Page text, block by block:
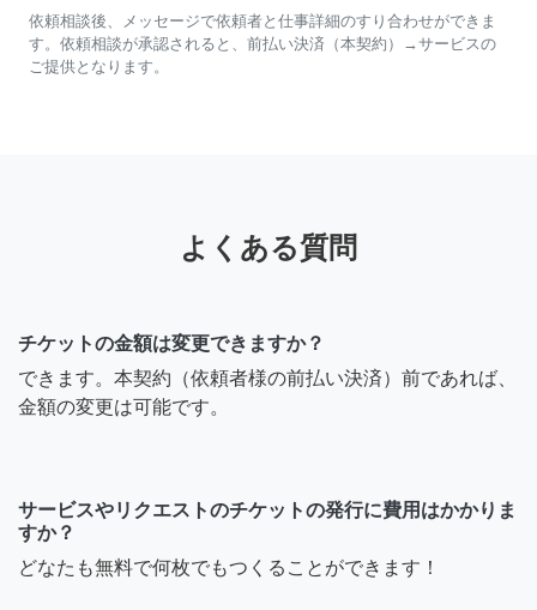
依頼相談後、メッセージで依頼者と仕事詳細のすり合わせができま
す。依頼相談が承認されると、前払い決済（本契約）→サービスの
ご提供となります。
よくある質問
チケットの金額は変更できますか？
できます。本契約（依頼者様の前払い決済）前であれば、
金額の変更は可能です。
サービスやリクエストのチケットの発行に費用はかかりま
すか？
どなたも無料で何枚でもつくることができます！